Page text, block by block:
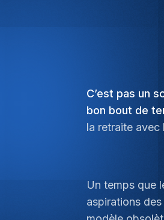
C’est pas un
bon bout de
la retraite avec
Un temps que
aspirations